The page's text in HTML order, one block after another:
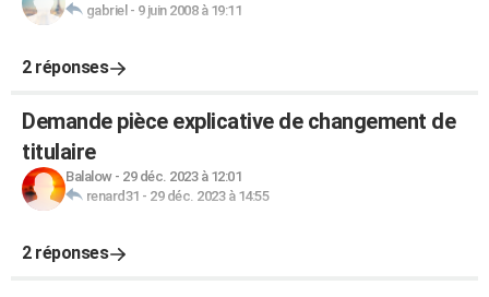
gabriel - 9 juin 2008 à 19:11
2 réponses
Demande pièce explicative de changement de
titulaire
Balalow- 29 déc. 2023 à 12:01
renard31 - 29 déc. 2023 à 14:55
2 réponses